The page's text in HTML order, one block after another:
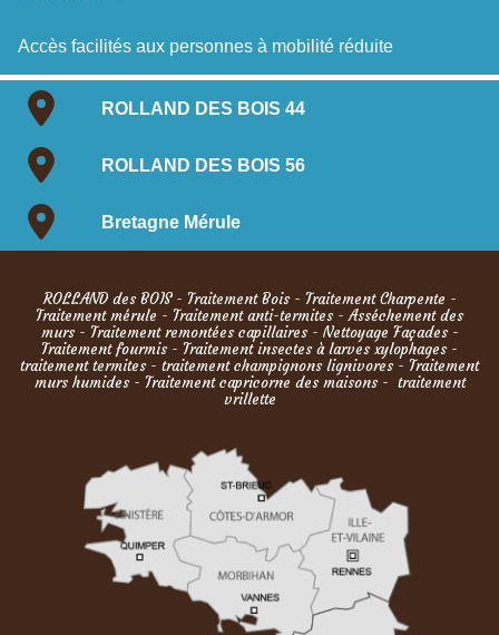
Accès facilités aux personnes à mobilité réduite
ROLLAND DES BOIS 44
ROLLAND DES BOIS 56
Bretagne Mérule
ROLLAND des BOIS- Traitement Bois- Traitement Charpente -
Traitement mérule - Traitement anti-termites-Asséchement des
murs- Traitement remontées capillaires- Nettoyage Façades-
Traitement fourmis- Traitement insectes à larves xylophages -
traitement termites - traitement champignons lignivores - Traitement
murs humides - Traitement capricorne des maisons - traitement
vrillette